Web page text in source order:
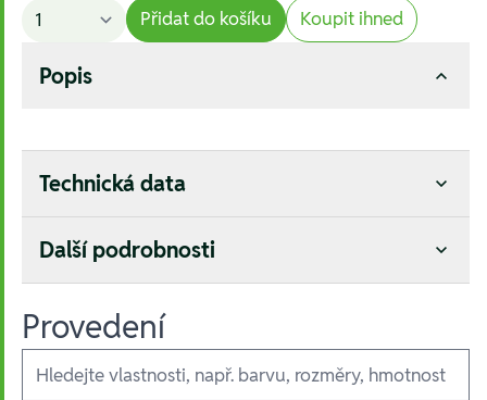
Přidat do košíku Koupit ihned
Popis
Technická data
Další podrobnosti
Provedení
Ausführungen